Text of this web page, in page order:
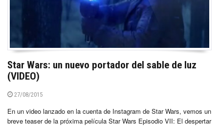
Star Wars: un nuevo portador del sable de luz
(VIDEO)
27/08/2015
En un video lanzado en la cuenta de Instagram de Star Wars, vemos un
breve teaser de la próxima película Star Wars Episodio VII: El despertar